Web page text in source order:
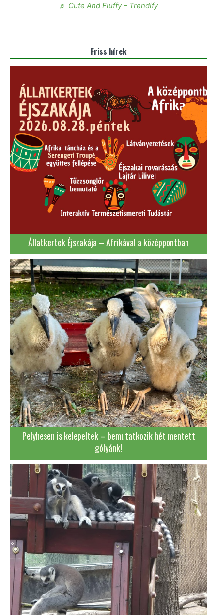
♬ Cute And Fluffy – Trendify
Friss hírek
Állatkertek Éjszakája – Afrikával a középpontban
Pelyhesen is kelepeltek – bemutatkozik hét mentett
gólyánk!